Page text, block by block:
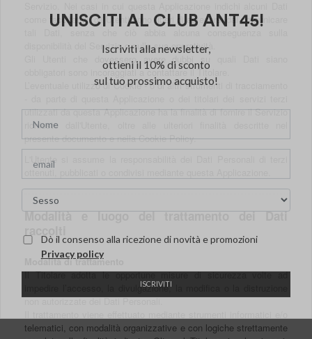
come facoltativi, gli Utenti sono liberi di astenersi dal comunicare
disponibilità del Servizio o sulla sua operatività.
Gli Utenti che dovessero avere dubbi su quali Dati siano
obbligatori sono incoraggiati a contattare il Titolare.
L’eventuale utilizzo di Cookie - o di altri strumenti di tracciamento
utilizzati da questa Applicazione ha la finalità di fornire il Servizio
richiesto dall'Utente, oltre alle ulteriori finalità descritte nel
presente documento e nella Cookie Policy.
L'Utente si assume la responsabilità dei Dati Personali di terzi
ottenuti, pubblicati o condivisi mediante questa Applicazione.
Modalità e luogo del trattamento dei Dati
raccolti
Modalità di trattamento
Il Titolare adotta le opportune misure di sicurezza volte ad
impedire l’accesso, la divulgazione, la modifica o la distruzione
non autorizzate dei Dati Personali.
telematici, con modalità organizzative e con logiche strettamente